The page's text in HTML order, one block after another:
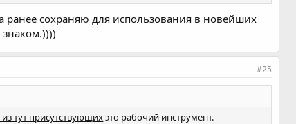
ранее сохраняю для использования в новейших
#25
тут присутствующихэто рабочий инструмент.